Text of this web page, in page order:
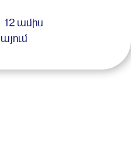
ամիս